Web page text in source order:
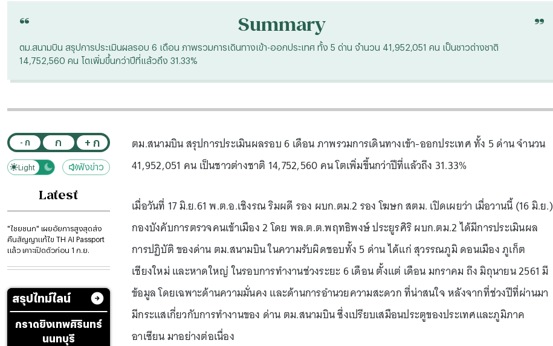
“ Summary “
ตม.สนามบิน สรุปการประเมินผลรอบ 6 เดือน ภาพรวมการเดินทางเข้า-ออกประเทศ ทั้ง 5 ด่าน จำนวน 41,952,051 คน เป็นชาวต่างชาติ
14,752,560 คน โตเพิ่มขึ้นกว่าปีที่แล้วถึง 31.33%
- ก ก + ก
Dark
Light ฟังข่าว
Latest
"ไชยชนก" เผยอัยการสูงสุดส่ง
คืนสัญญาแก้ไข TH AI Passport
แล้ว เคาะเปิดตัวก่อน 1 ก.ย.
สรุปไทม์ไลน์
กราดยิงเทพศิรินทร์
นนทบุรี
ตม.สนามบิน สรุปการประเมินผลรอบ 6 เดือน ภาพรวมการเดินทางเข้า-ออกประเทศ ทั้ง 5 ด่าน จำนวน
41,952,051 คน เป็นชาวต่างชาติ 14,752,560 คน โตเพิ่มขึ้นกว่าปีที่แล้วถึง 31.33%
เมื่อวันที่ 17 มิ.ย.61 พ.ต.อ.เชิงรณ ริมผดี รอง ผบก.ตม.2 รอง โฆษก สตม. เปิดเผยว่า เมื่อวานนี้ (16 มิ.ย.)
กองบังคับการตรวจคนเข้าเมือง 2 โดย พล.ต.ต.พฤทธิพงษ์ ประยูรศิริ ผบก.ตม.2 ได้มีการประเมินผล
การปฏิบัติ ของด่าน ตม.สนามบิน ในความรับผิดชอบทั้ง 5 ด่าน ได้แก่ สุวรรณภูมิ ดอนเมือง ภูเก็ต
เชียงใหม่ และหาดใหญ่ ในรอบการทำงานช่วงระยะ 6 เดือน ตั้งแต่ เดือน มกราคม ถึง มิถุนายน 2561 มี
ข้อมูล โดยเฉพาะด้านความมั่นคง และด้านการอำนวยความสะดวก ที่น่าสนใจ หลังจากที่ช่วงปีที่ผ่านมา
มีกระแสเกี่ยวกับการทำงานของ ด่าน ตม.สนามบิน ซึ่งเปรียบเสมือนประตูของประเทศและภูมิภาค
อาเซียน มาอย่างต่อเนื่อง